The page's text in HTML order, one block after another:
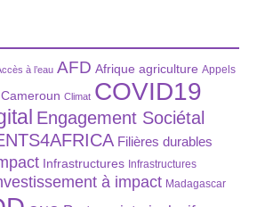
à l’eau AFD Afrique agriculture Appels
Cameroun Climat COVID19
Engagement Sociétal
Filières durables
Infrastructures Infrastructures
à impact Madagascar